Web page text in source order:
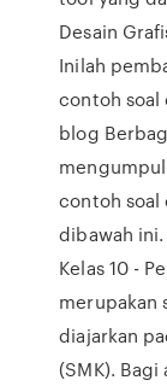
Desain
Inilah
contoh soal
blog
contoh soal
dibawah ini.
Kelas 10 -
merupakan
diajarkan
(SMK).